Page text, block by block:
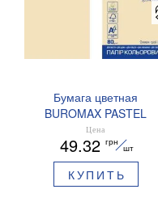
Бумага цветная
BUROMAX PASTEL
EUROMAX 20 арк А4 80 г/
мс BM.2721220E-08
Цена
49.32 грн
шт
КУПИТЬ